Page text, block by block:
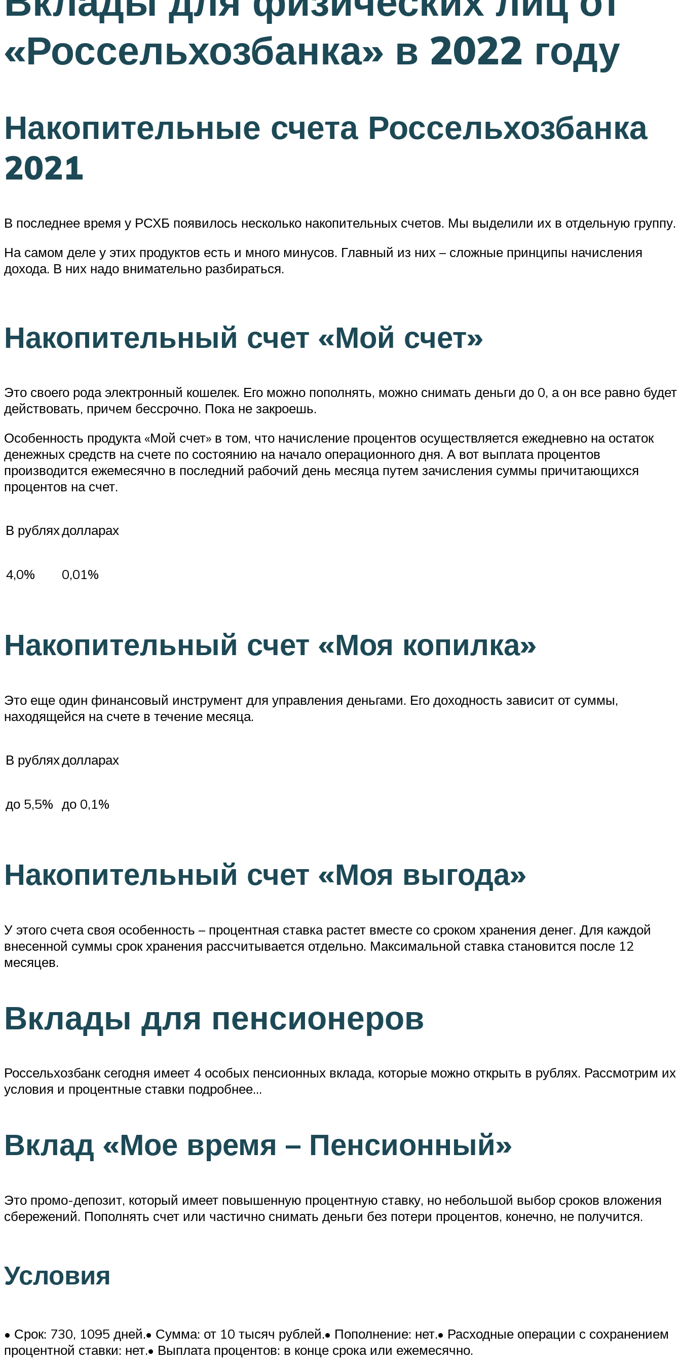
«Россельхозбанка» в 2022 году
Накопительные счета Россельхозбанка
2021
В последнее время у РСХБ появилось несколько накопительных счетов. Мы выделили их в отдельную группу.
На самом деле у этих продуктов есть и много минусов. Главный из них – сложные принципы начисления
дохода. В них надо внимательно разбираться.
Накопительный счет «Мой счет»
Это своего рода электронный кошелек. Его можно пополнять, можно снимать деньги до 0, а он все равно будет
действовать, причем бессрочно. Пока не закроешь.
Особенность продукта «Мой счет» в том, что начисление процентов осуществляется ежедневно на остаток
денежных средств на счете по состоянию на начало операционного дня. А вот выплата процентов
производится ежемесячно в последний рабочий день месяца путем зачисления суммы причитающихся
процентов на счет.
В рубляхдолларах
4,0% 0,01%
Накопительный счет «Моя копилка»
Это еще один финансовый инструмент для управления деньгами. Его доходность зависит от суммы,
находящейся на счете в течение месяца.
В рубляхдолларах
до 5,5% до 0,1%
Накопительный счет «Моя выгода»
У этого счета своя особенность – процентная ставка растет вместе со сроком хранения денег. Для каждой
внесенной суммы срок хранения рассчитывается отдельно. Максимальной ставка становится после 12
месяцев.
Вклады для пенсионеров
Россельхозбанк сегодня имеет 4 особых пенсионных вклада, которые можно открыть в рублях. Рассмотрим их
условия и процентные ставки подробнее…
Вклад «Мое время – Пенсионный»
Это промо-депозит, который имеет повышенную процентную ставку, но небольшой выбор сроков вложения
сбережений. Пополнять счет или частично снимать деньги без потери процентов, конечно, не получится.
Условия
• Срок: 730, 1095 дней.• Сумма: от 10 тысяч рублей.• Пополнение: нет.• Расходные операции с сохранением
процентной ставки: нет.• Выплата процентов: в конце срока или ежемесячно.